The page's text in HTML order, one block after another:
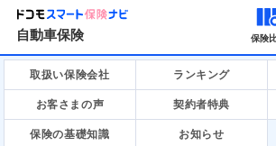
自動車保険 保険
取扱い保険会社 ランキング
お客さまの声 契約者特典
保険の基礎知識 お知らせ